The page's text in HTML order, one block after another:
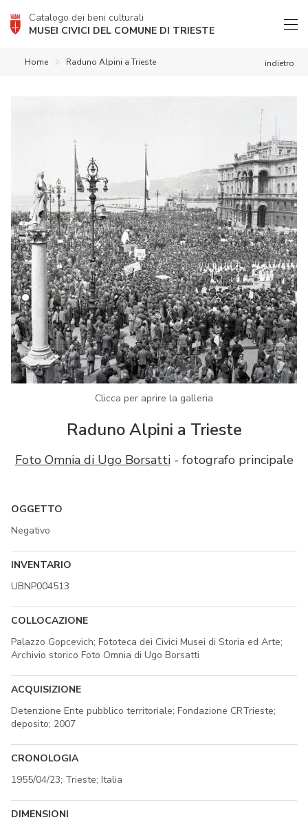
Catalogo dei beni culturali
MUSEI CIVICI DEL COMUNE DI TRIESTE
indietro
Home Raduno Alpini a Trieste
Clicca per aprire la galleria
Raduno Alpini a Trieste
Foto Omnia di Ugo Borsatti- fotografo principale
OGGETTO
Negativo
INVENTARIO
UBNP004513
COLLOCAZIONE
Palazzo Gopcevich; Fototeca dei Civici Musei di Storia ed Arte;
Archivio storico Foto Omnia di Ugo Borsatti
ACQUISIZIONE
Detenzione Ente pubblico territoriale; Fondazione CRTrieste;
deposito; 2007
CRONOLOGIA
1955/04/23; Trieste; Italia
DIMENSIONI